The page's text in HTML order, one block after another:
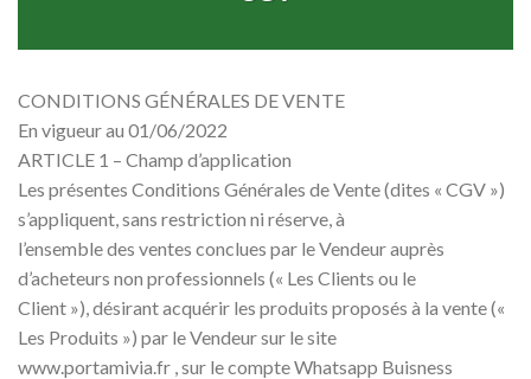
CONDITIONS GÉNÉRALES DE VENTE
En vigueur au 01/06/2022
ARTICLE 1 – Champ d’application
Les présentes Conditions Générales de Vente (dites « CGV »)
s’appliquent, sans restriction ni réserve, à
l’ensemble des ventes conclues par le Vendeur auprès
d’acheteurs non professionnels (« Les Clients ou le
Client »), désirant acquérir les produits proposés à la vente («
Les Produits ») par le Vendeur sur le site
www.portamivia.fr , sur le compte Whatsapp Buisness